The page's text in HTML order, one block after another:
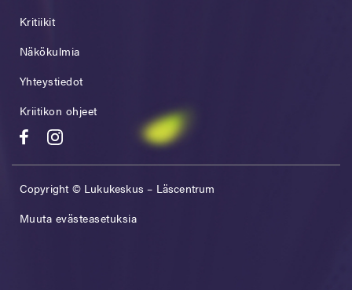
Kritiikit
Näkökulmia
Yhteystiedot
Kriitikon ohjeet
Copyright © Lukukeskus – Läscentrum
Muuta evästeasetuksia